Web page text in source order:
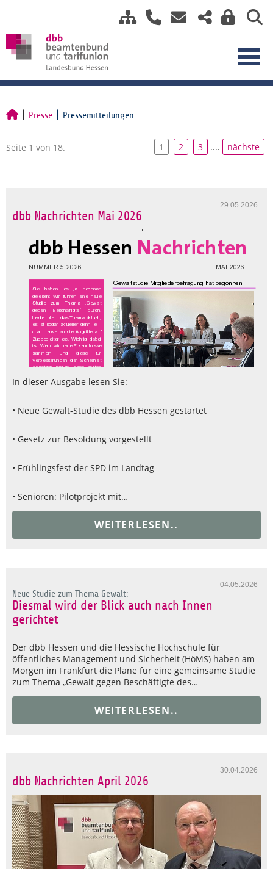
Presse Pressemitteilungen
Seite 1 von 18. 1 2 3 .... nächste
29.05.2026
dbb Nachrichten Mai 2026
In dieser Ausgabe lesen Sie:
• Neue Gewalt-Studie des dbb Hessen gestartet
• Gesetz zur Besoldung vorgestellt
• Frühlingsfest der SPD im Landtag
• Senioren: Pilotprojekt mit…
WEITERLESEN..
04.05.2026
Neue Studie zum Thema Gewalt:
Diesmal wird der Blick auch nach Innen
gerichtet
Der dbb Hessen und die Hessische Hochschule für
öffentliches Management und Sicherheit (HöMS) haben am
Morgen im Frankfurt die Pläne für eine gemeinsame Studie
zum Thema „Gewalt gegen Beschäftigte des…
WEITERLESEN..
30.04.2026
dbb Nachrichten April 2026